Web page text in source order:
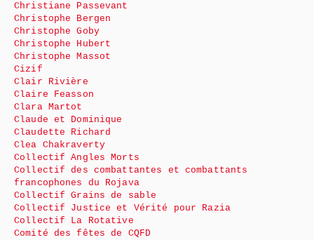
Christiane Passevant
Christophe Bergen
Christophe Goby
Christophe Hubert
Christophe Massot
Cizif
Clair Rivière
Claire Feasson
Clara Martot
Claude et Dominique
Claudette Richard
Clea Chakraverty
Collectif Angles Morts
Collectif des combattantes et combattants
francophones du Rojava
Collectif Grains de sable
Collectif Justice et Vérité pour Razia
Collectif La Rotative
Comité des fêtes de CQFD